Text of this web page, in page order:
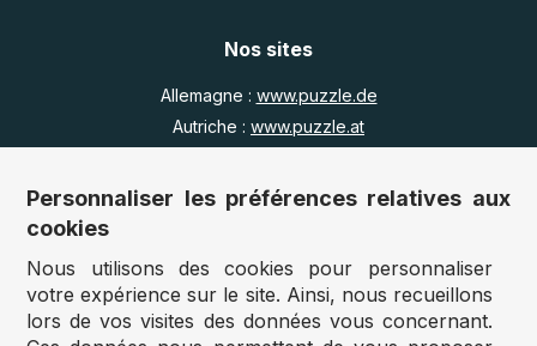
Nos sites
Allemagne : www.puzzle.de
Autriche : www.puzzle.at
Royaume Uni :
www.jigsawpuzzle.co.uk
Accès revendeurs / détaillants
Vous avez un magasin ?
Personnaliser les préférences relatives aux
cookies
Nous utilisons des cookies pour personnaliser
votre expérience sur le site. Ainsi, nous recueillons
lors de vos visites des données vous concernant.